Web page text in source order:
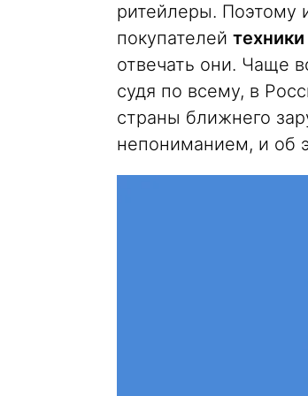
ритейлеры. Поэтому
покупателей
отвечать они. Чаще
судя по всему, в
страны ближнего
непониманием, и об